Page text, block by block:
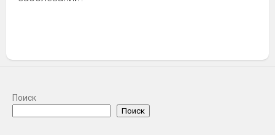
Поиск
Поиск